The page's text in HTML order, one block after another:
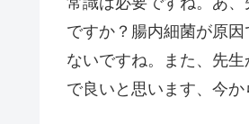
ですか？腸内細菌が原
ないですね。また、先
で良いと思います、今か